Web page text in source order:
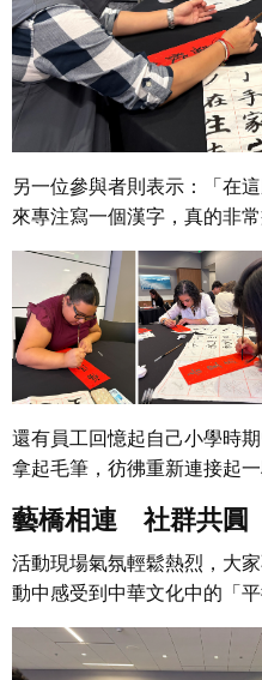
另一位參與者則表示：
「在
來專注寫一個漢字，真的非常
還有員工回憶起自己小學時
拿起毛筆，彷彿重新連接起
藝橋相連 社群共圓
活動現場氣氛輕鬆熱烈，大
動中感受到中華文化中的「平